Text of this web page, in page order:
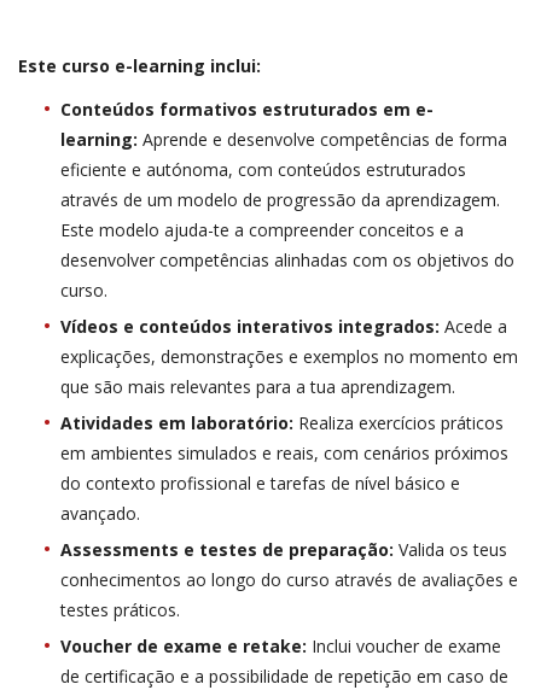
Este curso e-learning inclui:
Conteúdos formativos estruturados em e-
learning: Aprende e desenvolve competências de forma
eficiente e autónoma, com conteúdos estruturados
através de um modelo de progressão da aprendizagem.
Este modelo ajuda-te a compreender conceitos e a
desenvolver competências alinhadas com os objetivos do
curso.
Vídeos e conteúdos interativos integrados: Acede a
explicações, demonstrações e exemplos no momento em
que são mais relevantes para a tua aprendizagem.
Atividades em laboratório: Realiza exercícios práticos
em ambientes simulados e reais, com cenários próximos
do contexto profissional e tarefas de nível básico e
avançado.
Assessments e testes de preparação: Valida os teus
conhecimentos ao longo do curso através de avaliações e
testes práticos.
Voucher de exame e retake: Inclui voucher de exame
de certificação e a possibilidade de repetição em caso de